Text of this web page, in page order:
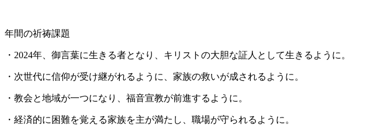
年間の祈祷課題
・2024年、御言葉に生きる者となり、キリストの大胆な証人として生きるように。
・次世代に信仰が受け継がれるように、家族の救いが成されるように。
・教会と地域が一つになり、福音宣教が前進するように。
・経済的に困難を覚える家族を主が満たし、職場が守られるように。